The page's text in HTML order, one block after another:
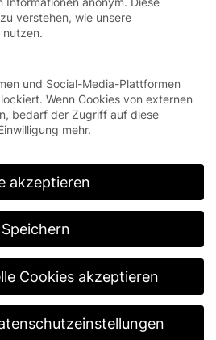
you agree to YouTube's privacy
Load video
unblock YouTube
der Next
Plattformtore
neuen Tutorial von
das Customizing unserer
In diesem
vielfältigen Möglichkeiten
unserer Tore, um diese
verstehen, wie unsere
nutzen.
und Social-Media-Plattformen
Wenn Cookies von externen
bedarf der Zugriff auf diese
mehr.
akzeptieren
Speichern
Cookies akzeptieren